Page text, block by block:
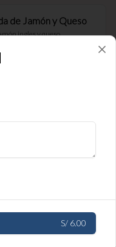
de Jamón y Queso
ingles y queso.
Justo use cookies a fin
Aceptar
S/ 6.00